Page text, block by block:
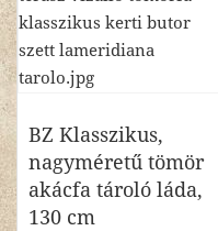
BZ Klasszikus,
nagyméretű tömör
akácfa tároló láda,
130 cm